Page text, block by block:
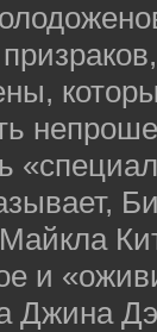
и
Джина